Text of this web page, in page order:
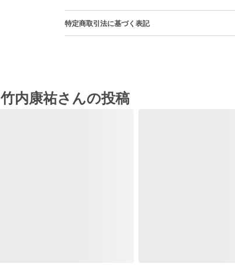
特定商取引法に基づく表記
竹内康祐さんの投稿